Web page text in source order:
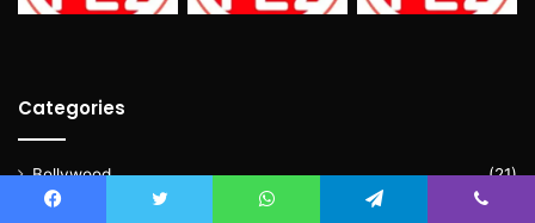
Categories
Bollywood
(21)
Crime
(1,846)